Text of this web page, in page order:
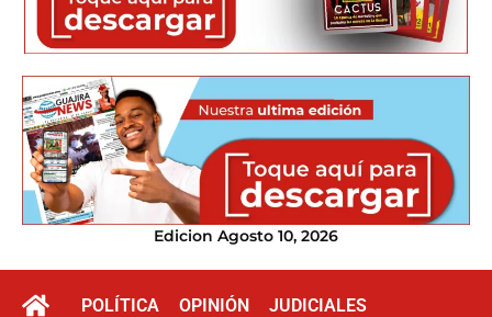
Edicion Agosto 10, 2026
POLÍTICA OPINIÓN
JUDICIALES